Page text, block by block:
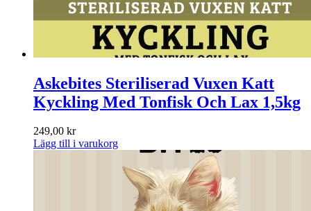
Askebites Steriliserad Vuxen Katt
Kyckling Med Tonfisk Och Lax 1,5kg
249,00 kr
Lägg till i varukorg